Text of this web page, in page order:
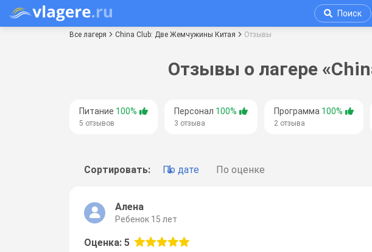
Поиск
Все лагеря China Club: Две Жемчужины Китая Отзывы
Отзывы о лагере
Питание 100%
5 отзывов
Персонал 100%
3 отзыва
Программа 100%
2 отзыва
Сортировать: По дате По оценке
Алена
Ребенок 15 лет
Оценка: 5